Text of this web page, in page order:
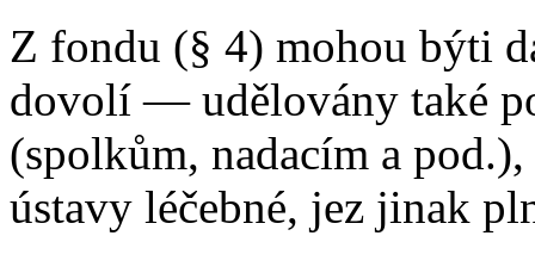
Z fondu (§ 4) mohou býti
dovolí — udělovány také
(spolkům, nadacím a
ústavy léčebné, jez jinak